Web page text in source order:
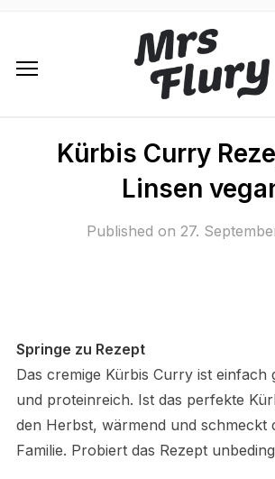
Kürbis Curry
Linsen
Published on 27.
Springe zu Rezept
Das cremige Kürbis Curry ist einfach
und proteinreich. Ist das perfekte
den Herbst, wärmend und schmeckt
Familie. Probiert das Rezept